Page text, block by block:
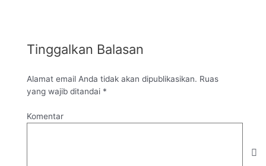
Tinggalkan Balasan
Alamat email Anda tidak akan dipublikasikan. Ruas
yang wajib ditandai *
Komentar